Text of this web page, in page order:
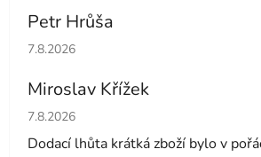
Petr Hrůša
Hodnocení obchodu je 5 z 5 hvězdiček.
7.8.2026
Miroslav Křížek
Hodnocení obchodu je 5 z 5 hvězdiček.
7.8.2026
Dodací lhůta krátká zboží bylo v